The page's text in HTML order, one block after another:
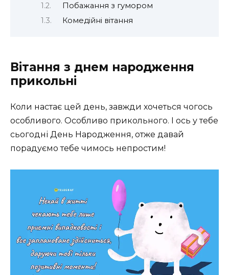
Побажання з гумором
Комедійні вітання
Вітання з днем народження
прикольні
Коли настає цей день, завжди хочеться чогось
особливого. Особливо прикольного. І ось у тебе
сьогодні День Народження, отже давай
порадуємо тебе чимось непростим!